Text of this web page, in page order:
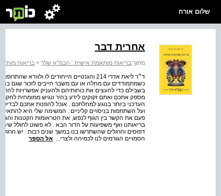
שלום אורח
אחרית דבר
מתוך:בריאות מותאמת אישית : הבמ"א שלך > בריאות
ד״ר ליאת אדרי 214 והגנטיים הייחודים לו
כשמתמודדים עם מחלה או עם משבר חייבים לזכור שגם
בשבילם כדי להעצים את כוחותיהם ולהעניק אפשרויות
מספק אתכם ואתם זקוקים לידע בהיר ונגיש ממומחית לחקר
העדכני ביותר בנוגע למחלתכם . אוכל להפנות אתכם
ועל השתתפות בניסויים קליניים . המשימה שלי היא
פעם את הקשר בין הגוף לנפש, את הטראומות הקטנות
בריאותנו ואף משפיעות על הדור הבא . לא פשוט לחולל
דפוסים והרגלים שהשתרשו בנו במשך שנים רבות . יש
הסמויים הגורמים לנו לכמיהה ולצרי... אל הספר